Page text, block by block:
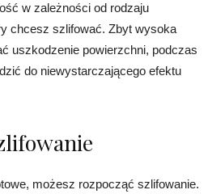
w zależności od rodzaju
chcesz szlifować. Zbyt wysoka
uszkodzenie powierzchni, podczas
do niewystarczającego efektu
możesz rozpocząć szlifowanie.